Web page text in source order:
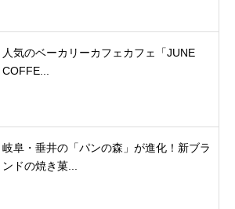
人気のベーカリーカフェカフェ「JUNE
COFFE...
岐阜・垂井の「パンの森」が進化！新ブラ
ンドの焼き菓...